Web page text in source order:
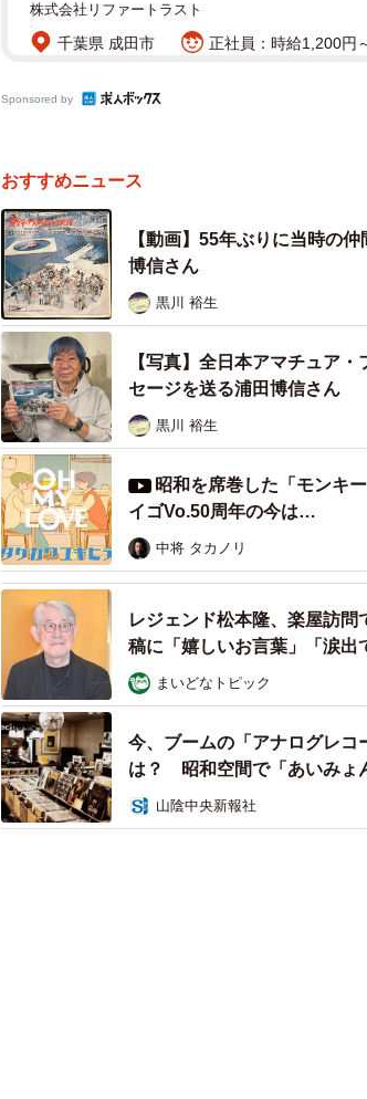
1970年、全日本アマチュア・フォーク・シンガーズの
当時、大阪外国語大学（現・大阪大学）の学
して活動していた浦田さんにも声がかかった
「初めて曲を聴いた時は『ああ、まさに我々
番前に1週間ほど練習合宿してから臨みまし
山修さんとも会うことができて、ただただ楽
気も、なんとなく覚えていますよ」
その後、主に作編曲家として活動してきた浦
株式会社リファートラスト
千葉県 成田市 正社員：時給1,200円
Sponsored by
おすすめニュース
【動画】55年ぶりに当時の
博信さん
黒川 裕生
【写真】全日本アマチュア
セージを送る浦田博信さん
黒川 裕生
昭和を席巻した「モンキ
イゴVo.50周年の今は…
中将 タカノリ
レジェンド松本隆、楽屋訪
稿に「嬉しいお言葉」「涙出
まいどなトピック
今、ブームの「アナログレ
は？ 昭和空間で「あいみょ
山陰中央新報社